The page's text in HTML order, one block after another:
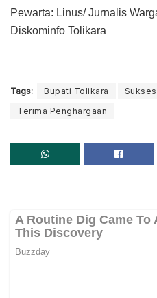
Pewarta: Linus/ Jurnalis
Diskominfo Tolikara
Tags: Bupati Tolikara
Terima Penghargaan